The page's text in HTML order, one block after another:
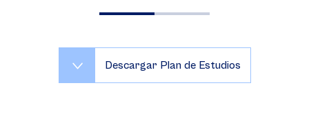
Descargar Plan de Estudios